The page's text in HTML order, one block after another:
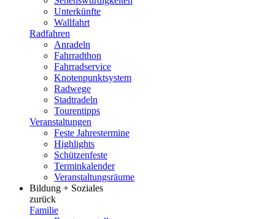
Unterkünfte
Wallfahrt
Radfahren
Anradeln
Fahrradthon
Fahrradservice
Knotenpunktsystem
Radwege
Stadtradeln
Tourentipps
Veranstaltungen
Feste Jahrestermine
Highlights
Schützenfeste
Terminkalender
Veranstaltungsräume
Bildung + Soziales
zurück
Familie